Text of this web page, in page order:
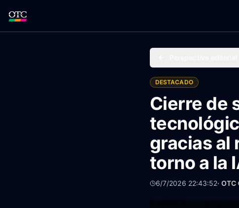
DESTACADO
Cierre de
gracias al
torno a la
6/7/2026 22:43:52·